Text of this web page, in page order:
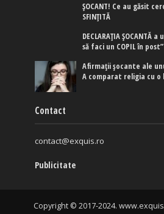
ȘOCANT! Ce au găsit
SFINȚITĂ
DECLARAȚIA ȘOCANTĂ
să faci un COPIL în post”
Afirmaţii şocante ale
A comparat religia cu o
Contact
contact@exquis.ro
Publicitate
Copyright © 2017-2024.